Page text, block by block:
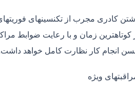
داشتن کادری مجرب از تکنسینهای
زمان و با رعایت ضوابط
انجام کار نظارت کامل خواهد
ویژه